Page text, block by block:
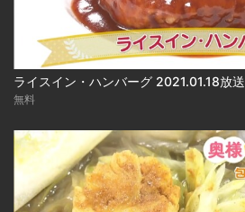
ライスイン・ハンバーグ 2021.01.18放送
無料